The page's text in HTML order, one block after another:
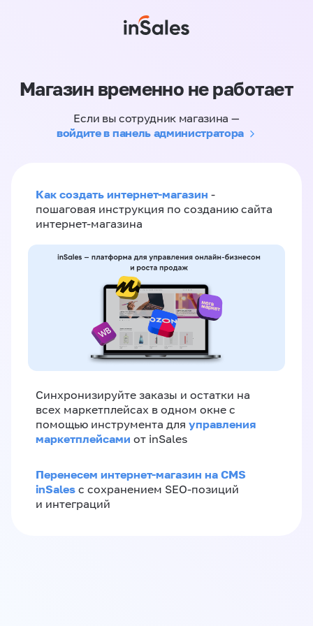
Магазин временно не работает
Если вы сотрудник магазина —
войдите в панель администратора
Как создать интернет-магазин -
пошаговая инструкция по созданию сайта
интернет-магазина
Синхронизируйте заказы и остатки на
всех маркетплейсах в одном окне с
помощью инструмента для управления
маркетплейсами от inSales
Перенесем интернет-магазин на CMS
inSales с сохранением SEO-позиций
и интеграций